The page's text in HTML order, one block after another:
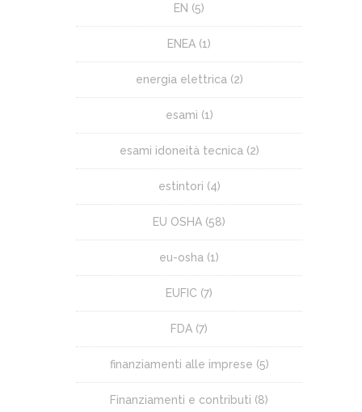
EN (5)
ENEA (1)
energia elettrica (2)
esami (1)
esami idoneità tecnica (2)
estintori (4)
EU OSHA (58)
eu-osha (1)
EUFIC (7)
FDA (7)
finanziamenti alle imprese (5)
Finanziamenti e contributi (8)